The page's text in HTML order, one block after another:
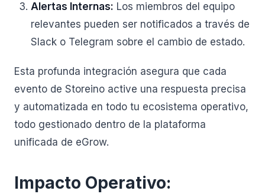
Alertas Internas: Los miembros del equipo
relevantes pueden ser notificados a través de
Slack o Telegram sobre el cambio de estado.
Esta profunda integración asegura que cada
evento de Storeino active una respuesta precisa
y automatizada en todo tu ecosistema operativo,
todo gestionado dentro de la plataforma
unificada de eGrow.
Impacto Operativo: